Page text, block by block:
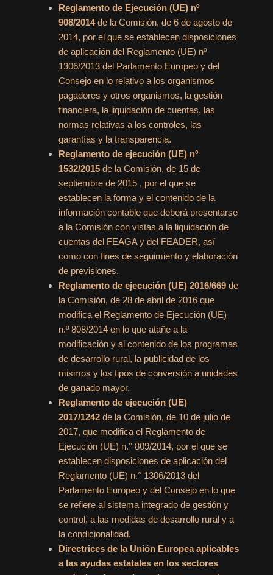
Reglamento de Ejecución (UE) nº
908/2014 de la Comisión, de 6 de agosto de
2014, por el que se establecen disposiciones
de aplicación del Reglamento (UE) nº
1306/2013 del Parlamento Europeo y del
Consejo en lo relativo a los organismos
pagadores y otros organismos, la gestión
financiera, la liquidación de cuentas, las
normas relativas a los controles, las
garantías y la transparencia.
Reglamento de ejecución (UE) nº
1532/2015 de la Comisión, de 15 de
septiembre de 2015 , por el que se
establecen la forma y el contenido de la
información contable que deberá presentarse
a la Comisión con vistas a la liquidación de
cuentas del FEAGA y del FEADER, así
como con fines de seguimiento y elaboración
de previsiones.
Reglamento de ejecución (UE) 2016/669 de
la Comisión, de 28 de abril de 2016 que
modifica el Reglamento de Ejecución (UE)
n.º 808/2014 en lo que atañe a la
modificación y al contenido de los programas
de desarrollo rural, la publicidad de los
mismos y los tipos de conversión a unidades
de ganado mayor.
Reglamento de ejecución (UE)
2017/1242 de la Comisión, de 10 de julio de
2017, que modifica el Reglamento de
Ejecución (UE) n.° 809/2014, por el que se
establecen disposiciones de aplicación del
Reglamento (UE) n.° 1306/2013 del
Parlamento Europeo y del Consejo en lo que
se refiere al sistema integrado de gestión y
control, a las medidas de desarrollo rural y a
la condicionalidad.
Directrices de la Unión Europea aplicables
a las ayudas estatales en los sectores